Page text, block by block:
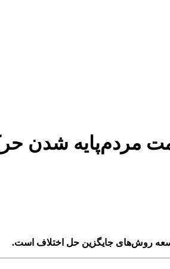
مردم‌پایه شدن
روش‌های جایگزین حل اختلاف است.